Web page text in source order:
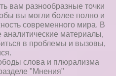
вам разнообразные точки
вы могли более полно и
современного мира. В
материалы,
в проблемы и вызовы,
слова и плюрализма
"Мнения"